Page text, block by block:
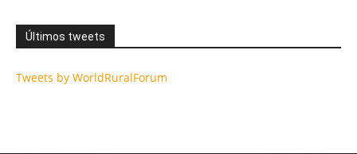
Últimos tweets
Tweets by WorldRuralForum